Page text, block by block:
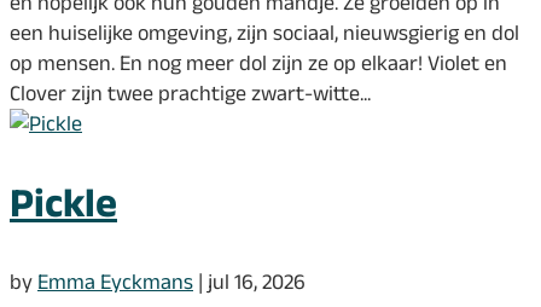
een huiselijke omgeving, zijn sociaal, nieuwsgierig en dol
op mensen. En nog meer dol zijn ze op elkaar! Violet en
Clover zijn twee prachtige zwart-witte...
Pickle
by Emma Eyckmans | jul 16, 2026